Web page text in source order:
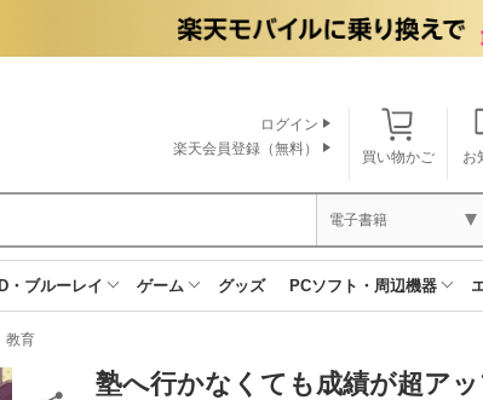
買い物かご お
ログイン
楽天会員登録（無料）
電子書籍
・ブルーレイ ゲーム グッズ PCソフト・周辺機器
教育
塾へ行かなくても成績が超ア